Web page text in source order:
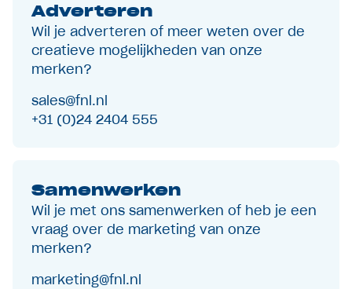
Adverteren
Wil je adverteren of meer weten over de
creatieve mogelijkheden van onze
merken?
sales@fnl.nl
+31 (0)24 2404 555
Samenwerken
Wil je met ons samenwerken of heb je een
vraag over de marketing van onze
merken?
marketing@fnl.nl